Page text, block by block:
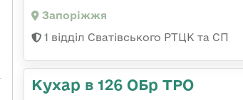
Запоріжжя
1 відділ Сватівського РТЦК та СП
Кухар в 126 ОБр ТРО